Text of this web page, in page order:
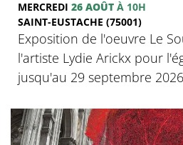
MERCREDI 26 AOÛT À 10H
SAINT-EUSTACHE (75001)
Exposition de l'oeuvre Le
l'artiste Lydie Arickx pour
jusqu'au 29 septembre 2026